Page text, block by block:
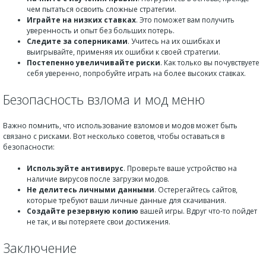
чем пытаться освоить сложные стратегии.
Играйте на низких ставках. Это поможет вам получить
уверенность и опыт без больших потерь.
Следите за соперниками. Учитесь на их ошибках и
выигрывайте, применяя их ошибки к своей стратегии.
Постепенно увеличивайте риски. Как только вы почувствуете
себя уверенно, попробуйте играть на более высоких ставках.
Безопасность взлома и мод меню
Важно помнить, что использование взломов и модов может быть
связано с рисками. Вот несколько советов, чтобы оставаться в
безопасности:
Используйте антивирус. Проверьте ваше устройство на
наличие вирусов после загрузки модов.
Не делитесь личными данными. Остерегайтесь сайтов,
которые требуют ваши личные данные для скачивания.
Создайте резервную копию вашей игры. Вдруг что-то пойдет
не так, и вы потеряете свои достижения.
Заключение